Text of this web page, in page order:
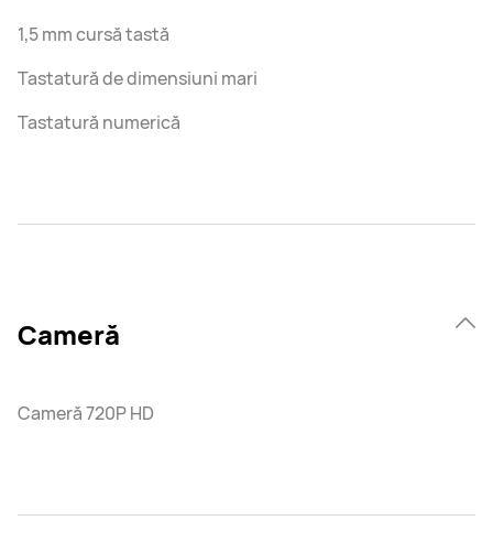
1,5 mm cursă tastă
Tastatură de dimensiuni mari
Tastatură numerică
Cameră
Cameră 720P HD